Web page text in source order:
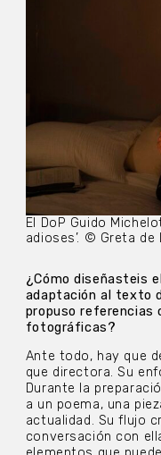
El DoP Guido
adioses’. © Greta de
¿Cómo diseñasteis
adaptación al texto
propuso referencias
fotográficas?
Ante todo, hay que
que directora. Su
Durante la
a un poema, una
actualidad. Su flujo
conversación con